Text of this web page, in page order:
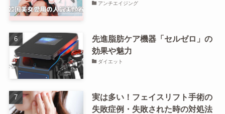
アンチエイジング
先進脂肪ケア機器「セルゼロ」の
効果や魅力
ダイエット
実は多い！フェイスリフト手術の
失敗症例・失敗された時の対処法